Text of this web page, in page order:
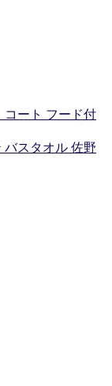
コート フード付
スタオル 佐野